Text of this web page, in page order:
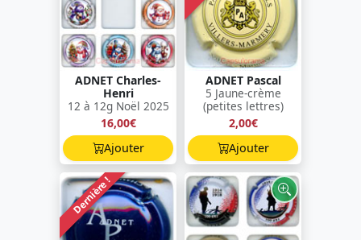
ADNET Charles-
Henri
12 à 12g Noël 2025
16,00€
Ajouter
ADNET Pascal
5 Jaune-crème
(petites lettres)
2,00€
Ajouter
Dernière !